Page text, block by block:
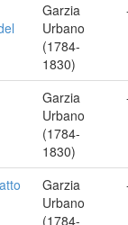
Garzia
Urbano
(1784-
1830)
Garzia
Urbano
(1784-
1830)
Garzia
Urbano
(1784-